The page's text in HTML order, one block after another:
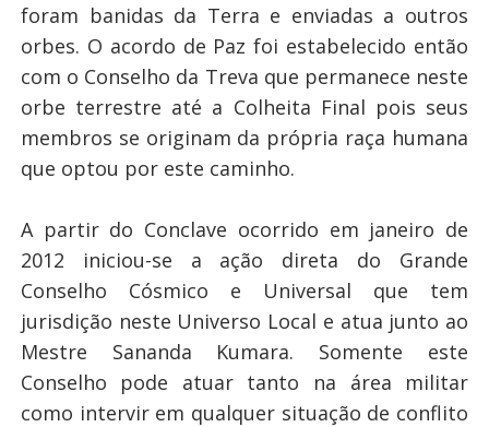
foram banidas da Terra e enviadas a outros
orbes. O acordo de Paz foi estabelecido então
com o Conselho da Treva que permanece neste
orbe terrestre até a Colheita Final pois seus
membros se originam da própria raça humana
que optou por este caminho.
A partir do Conclave ocorrido em janeiro de
2012 iniciou-se a ação direta do Grande
Conselho Cósmico e Universal que tem
jurisdição neste Universo Local e atua junto ao
Mestre Sananda Kumara. Somente este
Conselho pode atuar tanto na área militar
como intervir em qualquer situação de conflito